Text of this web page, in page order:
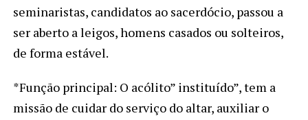
seminaristas, candidatos ao sacerdócio, passou a
ser aberto a leigos, homens casados ou solteiros,
de forma estável.
*Função principal: O acólito” instituído”, tem a
missão de cuidar do serviço do altar, auxiliar o